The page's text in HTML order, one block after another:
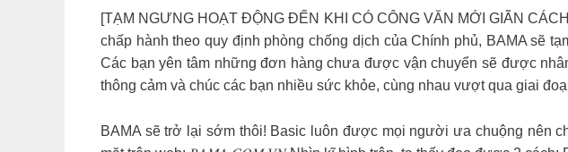
[TẠM NGƯNG HOẠT ĐỘNG ĐẾN KHI CÓ CÔNG VĂN MỚI GIÃN
chấp hành theo quy định phòng chống dịch của Chính phủ, BAMA sẽ
Các bạn yên tâm những đơn hàng chưa được vận chuyển sẽ được
thông cảm và chúc các bạn nhiều sức khỏe, cùng nhau vượt qua giai
BAMA sẽ trở lại sớm thôi! Basic luôn được mọi người ưa chuộng